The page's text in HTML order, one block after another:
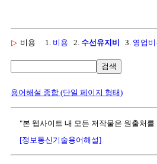
▷ 비용 1. 비용 2. 수선유지비 3. 영업비
검색
용어해설 종합 (단일 페이지 형태)
"본 웹사이트 내 모든 저작물은 원출처
[정보통신기술용어해설]